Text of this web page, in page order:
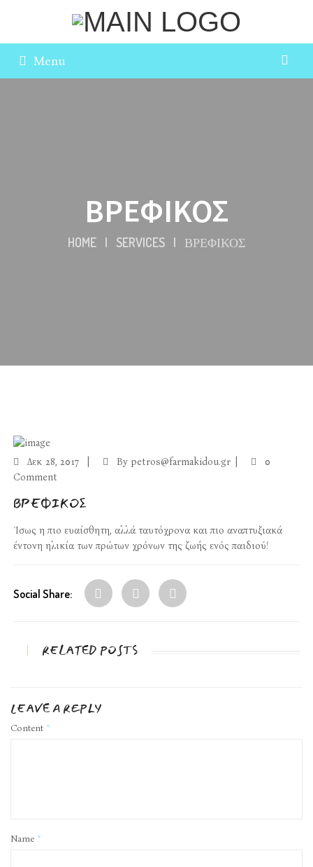
Menu
ΒΡΕΦΙΚΟΣ
HOME | SERVICES | ΒΡΕΦΙΚΟΣ
Δεκ 28, 2017 By petros@farmakidou.gr
0
Comment
ΒΡΕΦΙΚΟΣ
Ίσως η πιο ευαίσθητη, αλλά ταυτόχρονα και πιο αναπτυξιακά
έντονη ηλικία των πρώτων χρόνων της ζωής ενός παιδιού!
Social Share:
RELATED POSTS
LEAVE A REPLY
Content *
Name *